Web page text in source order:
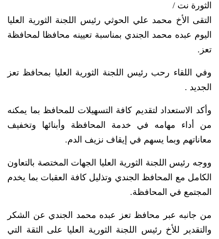
الثورة نت /
التقى الأخ محمد علي الحوثي رئيس اللجنة الثورية العليا
اليوم عبده محمد الجندي بمناسبة تعيينه محافظا لمحافظة
تعز.
وفي اللقاء رحب رئيس اللجنة الثورية العليا بمحافظ تعز
الجديد .
وأكد الاستعداد لتقديم كافة التسهيلات للمحافظ بما يمكنه
من أداء مهامه في خدمة المحافظة وأبنائها وتخفيف
معاناتهم وبما يسهم في إيقاف نزيف الدم.
ووجه رئيس اللجنة الثورية العليا الجهات المختصة بالتعاون
الكامل مع المحافظ الجندي وتذليل كافة العقبات بما يخدم
المجتمع في المحافظة.
من جانبه عبر محافظ تعز عبده محمد الجندي عن الشكر
والتقدير للأخ رئيس اللجنة الثورية العليا على الثقة التي